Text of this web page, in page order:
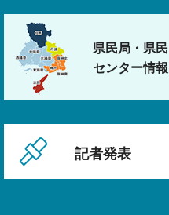
県民局・県民
センター情報
記者発表